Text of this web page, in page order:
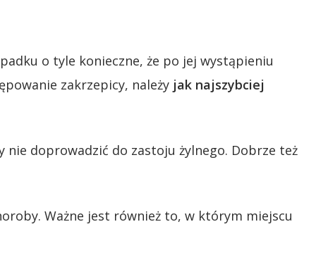
o tyle konieczne, że po jej wystąpieniu
zakrzepicy, należy jak najszybciej
nie doprowadzić do zastoju żylnego. Dobrze też
Ważne jest również to, w którym miejscu